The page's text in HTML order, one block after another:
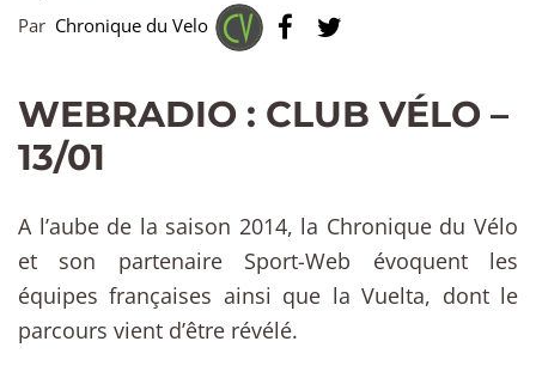
Par Chronique du Velo
WEBRADIO : CLUB VÉLO –
13/01
A l’aube de la saison 2014, la Chronique du Vélo
et son partenaire Sport-Web évoquent les
équipes françaises ainsi que la Vuelta, dont le
parcours vient d’être révélé.